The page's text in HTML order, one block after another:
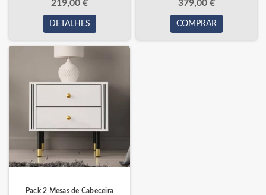
219,00 €
DETALHES
379,00 €
COMPRAR
Pack 2 Mesas de Cabeceira